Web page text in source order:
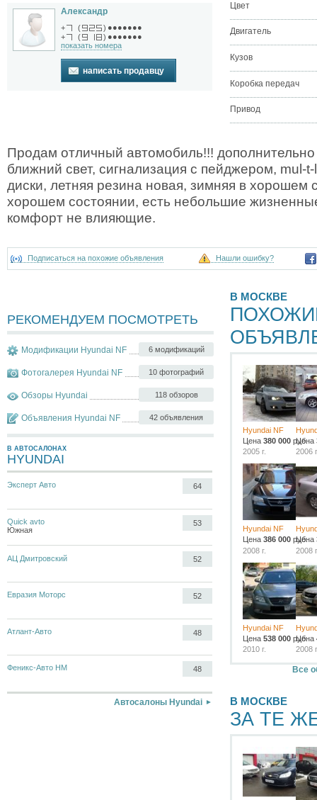
Александр
+ ( ) ●●●●●●●
+
( ) ●●●●●●●
показать номера
написать продавцу
Цвет
Двигатель
Кузов
Коробка передач
Привод
Продам отличный автомобиль!!! дополнительно
ближний свет, сигнализация с пейджером, mul-
диски, летняя резина новая, зимняя в хорошем
хорошем состоянии, есть небольшие
комфорт не влияющие.
Подписаться на похожие объявления Нашли ошибку?
РЕКОМЕНДУЕМ ПОСМОТРЕТЬ
6 модификаций
Модификации Hyundai NF
10 фотографий
Фотогалерея Hyundai NF
118 обзоров
Обзоры Hyundai
42 объявления
Объявления Hyundai NF
В АВТОСАЛОНАХ
HYUNDAI
Эксперт Авто 64
Quick avto
Южная
53
АЦ Дмитровский 52
Евразия Моторс 52
Атлант-Авто 48
Феникс-Авто НМ 48
Автосалоны Hyundai
В МОСКВЕ
Hyundai NF
Цена 380 000 руб.
2005 г.
Цена
2006
Hyundai NF
Цена 386 000 руб.
2008 г.
Цена
2008
Hyundai NF
Цена 538 000 руб.
2010 г.
Цена
2008
Все
В МОСКВЕ
ЗА ТЕ